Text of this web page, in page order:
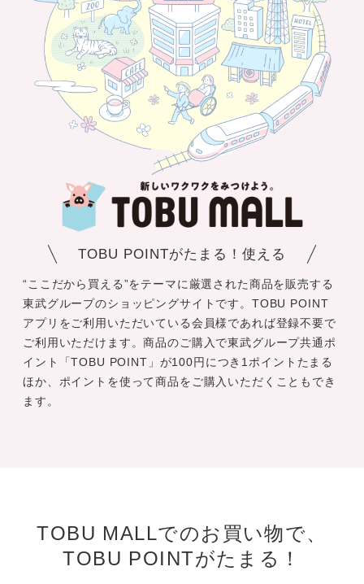
TOBU POINTがたまる！使える
“ここだから買える”をテーマに厳選された商品を販売する
東武グループのショッピングサイトです。TOBU POINT
アプリをご利用いただいている会員様であれば登録不要で
ご利用いただけます。商品のご購入で東武グループ共通ポ
イント「TOBU POINT」が100円につき1ポイントたまる
ほか、ポイントを使って商品をご購入いただくこともでき
ます。
TOBU MALLでのお買い物で、
TOBU POINTがたまる！